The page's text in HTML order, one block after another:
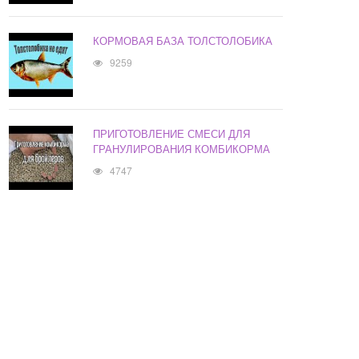
КОРМОВАЯ БАЗА ТОЛСТОЛОБИКА
9259
ПРИГОТОВЛЕНИЕ СМЕСИ ДЛЯ
ГРАНУЛИРОВАНИЯ КОМБИКОРМА
4747